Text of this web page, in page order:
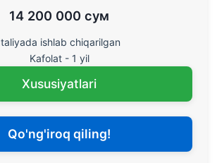
14 200 000 сум
ishlab chiqarilgan
Kafolat - 1 yil
Xususiyatlari
Qo'ng'iroq qiling!